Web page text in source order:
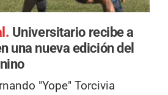
Universitario recibe a
una nueva edición del
"Yope" Torcivia